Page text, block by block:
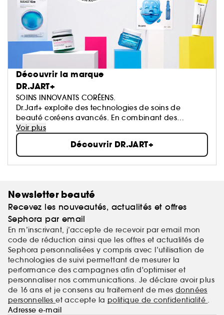
Découvrir la marque
DR.JART+
SOINS INNOVANTS CORÉENS.
Dr.Jart+ exploite des technologies de soins de
beauté coréens avancés. En combinant des
ingrédients efficaces à des technologies innovantes,
nos scientifiques créent des produits dermato haute
performance qui procurent des résultats visibles.
La marque ne travaille pas seulement avec une
équipe d’experts en dermatologie mais également
unique.
Nous croyons que les soins de la peau sérieux
devraient aussi être amusants.
Voir plus
Découvrir DR.JART+
Newsletter beauté
Recevez les nouveautés, actualités et offres
Sephora par email
En m’inscrivant, j’accepte de recevoir par email mon
code de réduction ainsi que les offres et actualités de
Sephora personnalisées y compris avec l’utilisation de
technologies de suivi permettant de mesurer la
performance des campagnes afin d'optimiser et
personnaliser nos communications. Je déclare avoir plus
de 16 ans et je consens au traitement de mes données
personnelleset accepte la politique de confidentialité .
Adresse e-mail